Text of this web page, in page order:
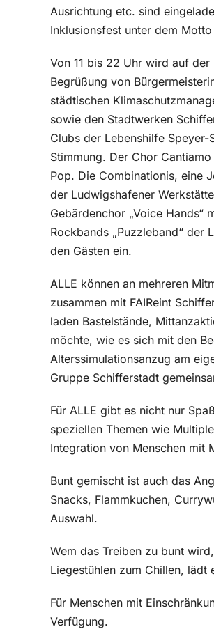
Ausrichtung etc. sind
Inklusionsfest unter dem
Von 11 bis 22 Uhr wird auf
Begrüßung von
städtischen
sowie den Stadtwerken
Clubs der Lebenshilfe
Stimmung. Der Chor
Pop. Die Combinationis, eine
der Ludwigshafener
Gebärdenchor „Voice Hands“
Rockbands „Puzzleband“ der
den Gästen ein.
ALLE können an mehreren
zusammen mit FAIReint
laden Bastelstände,
möchte, wie es sich mit den
Alterssimulationsanzug am
Gruppe Schifferstadt
Für ALLE gibt es nicht nur
speziellen Themen wie
Integration von Menschen mit
Bunt gemischt ist auch das
Snacks, Flammkuchen,
Auswahl.
Wem das Treiben zu bunt
Liegestühlen zum Chillen, lädt
Für Menschen mit
Verfügung.